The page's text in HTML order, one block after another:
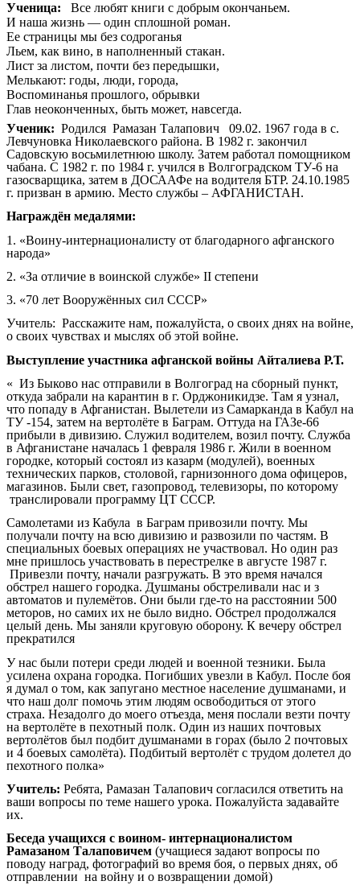
Ученица: Все любят книги с добрым окончаньем.
И наша жизнь — один сплошной роман.
Ее страницы мы без содроганья
Льем, как вино, в наполненный стакан.
Лист за листом, почти без передышки,
Мелькают: годы, люди, города,
Воспоминанья прошлого, обрывки
Глав неоконченных, быть может, навсегда.
Ученик: Родился Рамазан Талапович 09.02. 1967 года в с.
Левчуновка Николаевского района. В 1982 г. закончил
Садовскую восьмилетнюю школу. Затем работал помощником
чабана. С 1982 г. по 1984 г. учился в Волгоградском ТУ-6 на
газосварщика, затем в ДОСААФе на водителя БТР. 24.10.1985
г. призван в армию. Место службы – АФГАНИСТАН.
Награждён медалями:
1. «Воину-интернационалисту от благодарного афганского
народа»
2. «За отличие в воинской службе» II степени
3. «70 лет Вооружённых сил СССР»
Учитель: Расскажите нам, пожалуйста, о своих днях на войне,
о своих чувствах и мыслях об этой войне.
Выступление участника афганской войны Айталиева Р.Т.
« Из Быково нас отправили в Волгоград на сборный пункт,
откуда забрали на карантин в г. Орджоникидзе. Там я узнал,
что попаду в Афганистан. Вылетели из Самарканда в Кабул на
ТУ -154, затем на вертолёте в Баграм. Оттуда на ГАЗе-66
прибыли в дивизию. Служил водителем, возил почту. Служба
в Афганистане началась 1 февраля 1986 г. Жили в военном
городке, который состоял из казарм (модулей), военных
технических парков, столовой, гарнизонного дома офицеров,
магазинов. Были свет, газопровод, телевизоры, по которому
транслировали программу ЦТ СССР.
Самолетами из Кабула в Баграм привозили почту. Мы
получали почту на всю дивизию и развозили по частям. В
специальных боевых операциях не участвовал. Но один раз
мне пришлось участвовать в перестрелке в августе 1987 г.
Привезли почту, начали разгружать. В это время начался
обстрел нашего городка. Душманы обстреливали нас и з
автоматов и пулемётов. Они были где-то на расстоянии 500
меторов, но самих их не было видно. Обстрел продолжался
целый день. Мы заняли круговую оборону. К вечеру обстрел
прекратился
У нас были потери среди людей и военной тезники. Была
усилена охрана городка. Погибших увезли в Кабул. После боя
я думал о том, как запугано местное население душманами, и
что наш долг помочь этим людям освободиться от этого
страха. Незадолго до моего отъезда, меня послали везти почту
на вертолёте в пехотный полк. Один из наших почтовых
вертолётов был подбит душманами в горах (было 2 почтовых
и 4 боевых самолёта). Подбитый вертолёт с трудом долетел до
пехотного полка»
Учитель: Ребята, Рамазан Талапович согласился ответить на
ваши вопросы по теме нашего урока. Пожалуйста задавайте
их.
Беседа учащихся с воином- интернационалистом
Рамазаном Талаповичем (учащиеся задают вопросы по
поводу наград, фотографий во время боя, о первых днях, об
отправлении на войну и о возвращении домой)